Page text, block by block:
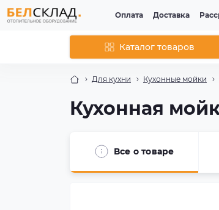
Оплата Доставка
Каталог товаров
Для кухни Кухонные мойки
Кухонная
Все о товаре